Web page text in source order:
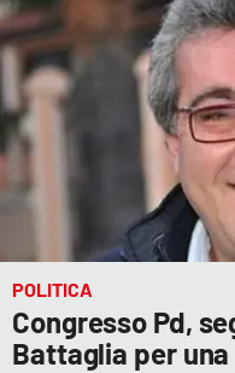
POLITICA
Congresso Pd,
Battaglia per